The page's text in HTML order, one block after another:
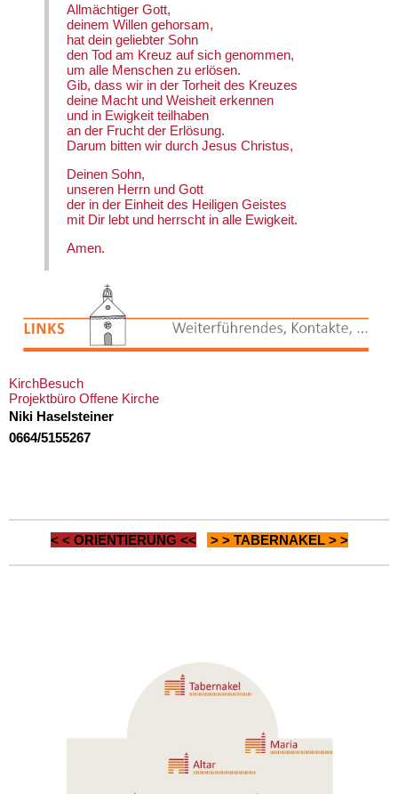
Allmächtiger Gott,
deinem Willen gehorsam,
hat dein geliebter Sohn
den Tod am Kreuz auf sich genommen,
um alle Menschen zu erlösen.
Gib, dass wir in der Torheit des Kreuzes
deine Macht und Weisheit erkennen
und in Ewigkeit teilhaben
an der Frucht der Erlösung.
Darum bitten wir durch Jesus Christus,
Deinen Sohn,
unseren Herrn und Gott
der in der Einheit des Heiligen Geistes
mit Dir lebt und herrscht in alle Ewigkeit.
Amen.
KirchBesuch
Projektbüro Offene Kirche
Niki Haselsteiner
0664/5155267
< < ORIENTIERUNG << > > TABERNAKEL > >